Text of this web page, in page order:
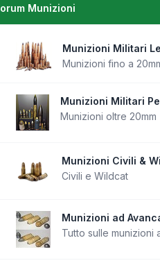
Munizioni
Munizioni Militari
Munizioni fino a
Munizioni Militari
Munizioni oltre 20mm
Munizioni Civili &
Civili e Wildcat
Munizioni ad
Tutto sulle munizioni